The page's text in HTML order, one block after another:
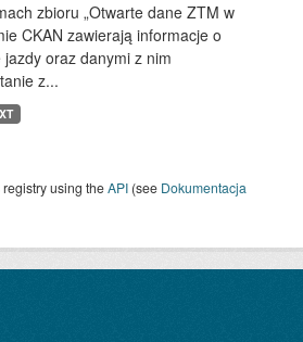
zbioru „Otwarte dane ZTM w
CKAN zawierają informacje o
jazdy oraz danymi z nim
z...
using theAPI (see Dokumentacja